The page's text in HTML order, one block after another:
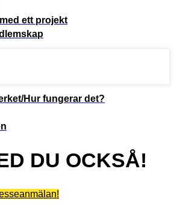
ett projekt
Hur fungerar det?
DU OCKSÅ!